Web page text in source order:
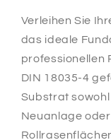
Verleihen Sie
das ideale
professionellen
DIN 18035-4
Substrat
Neuanlage